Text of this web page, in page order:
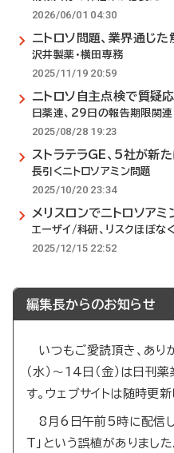
2026/06/01 04:30
ニトロソ問題、業界通じ
沢井製薬・横田専務
2025/11/19 20:59
ニトロソ自主点検で質疑
日薬連、29日の報告期限関
2025/08/28 19:23
ストラテラGE、5社が新
長引くニトロソアミン問題
2025/10/20 23:34
メリスロンでニトロソアミ
エーザイ/科研、リスクほぼな
2025/12/15 22:52
編集長からのお知らせ
いつもご愛読頂き、あり
（水）～14日（金）は日刊
す。ウェブサイトは随時更新
8月6日午前5時に配信し
T」という誤植がありまし